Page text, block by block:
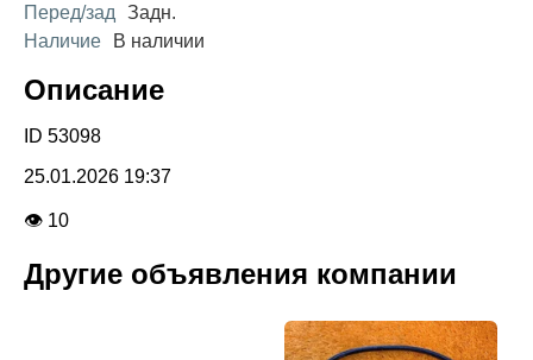
Перед/зад
Задн.
Наличие
В наличии
Описание
ID 53098
25.01.2026 19:37
👁 10
Другие объявления компании